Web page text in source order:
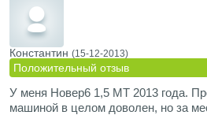
Константин (15-12-2013)
Положительный отзыв
У меня Новер6 1,5 МТ 2013 года.
машиной в целом доволен, но за